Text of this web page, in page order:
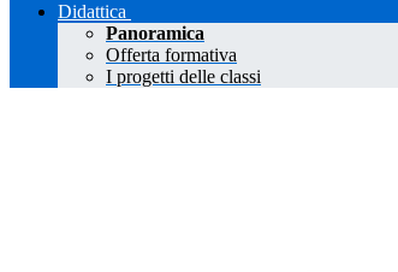
Didattica
Panoramica
Offerta formativa
I progetti delle classi